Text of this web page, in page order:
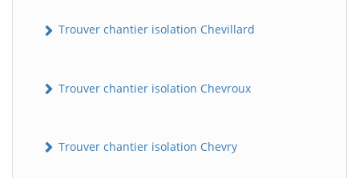
Trouver chantier isolation Chevillard
Trouver chantier isolation Chevroux
Trouver chantier isolation Chevry
Assistant en ligne